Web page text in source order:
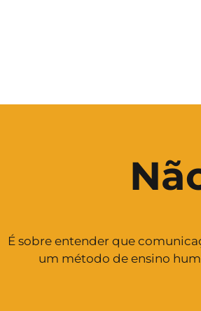
É sobre entender que
um método de ensino